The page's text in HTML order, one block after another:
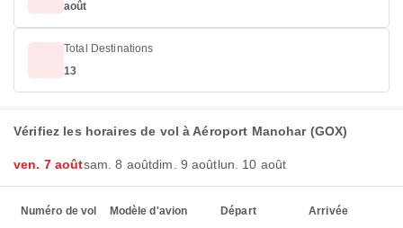
août
Total Destinations
13
Vérifiez les horaires de vol à Aéroport Manohar (GOX)
ven. 7 aoûtsam. 8 aoûtdim. 9 aoûtlun. 10 août
Numéro de vol Modèle d'avion Départ Arrivée